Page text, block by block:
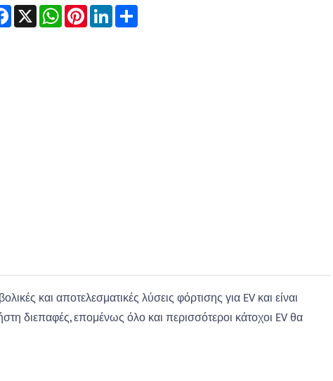
Facebook
X WhatsAppPinterestLinkedInShare
και αποτελεσματικές λύσεις φόρτισης για EV και είναι
διεπαφές, επομένως όλο και περισσότεροι κάτοχοι EV θα